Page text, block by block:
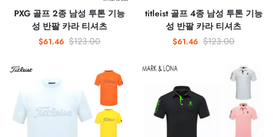
PXG 골프 2종 남성 투톤 기능
성 반팔 카라 티셔츠
$61.46 $123.00
titleist 골프 4종 남성 투톤 기능
성 반팔 카라 티셔츠
$61.46 $123.00